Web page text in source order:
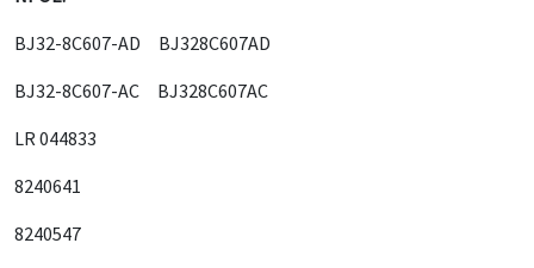
BJ32-8C607-AD BJ328C607AD
BJ32-8C607-AC BJ328C607AC
LR 044833
8240641
8240547